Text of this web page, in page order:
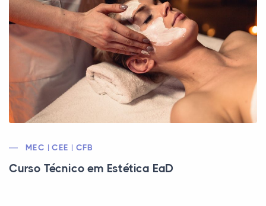
MEC | CEE | CFB
Curso Técnico em Estética EaD